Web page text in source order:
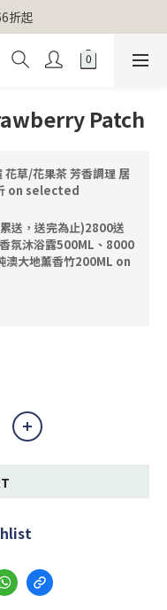
香遇熊超人行李吊牌
折起
香遇熊超人行李吊牌
Patch
花草/花果茶 芳香調理 居
on selected
送，送完為止)2800送
氛沐浴露500ML、8000
澳大地薰香竹200ML on